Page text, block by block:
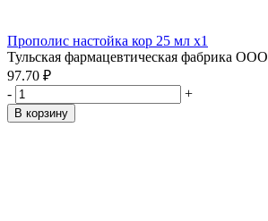
Прополис настойка кор 25 мл x1
Тульская фармацевтическая фабрика ООО
97.70 ₽
-
+
В корзину